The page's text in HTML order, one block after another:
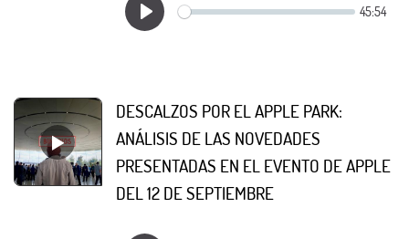
DESCALZOS POR EL APPLE PARK:
ANÁLISIS DE LAS NOVEDADES
PRESENTADAS EN EL EVENTO DE APPLE
DEL 12 DE SEPTIEMBRE